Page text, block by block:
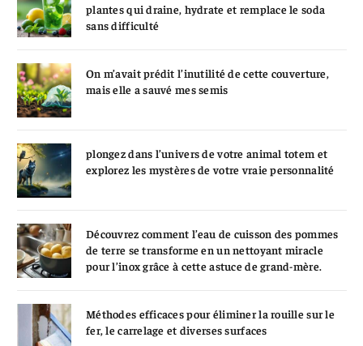
plantes qui draine, hydrate et remplace le soda
sans difficulté
On m’avait prédit l’inutilité de cette couverture,
mais elle a sauvé mes semis
plongez dans l’univers de votre animal totem et
explorez les mystères de votre vraie personnalité
Découvrez comment l’eau de cuisson des pommes
de terre se transforme en un nettoyant miracle
pour l’inox grâce à cette astuce de grand-mère.
Méthodes efficaces pour éliminer la rouille sur le
fer, le carrelage et diverses surfaces